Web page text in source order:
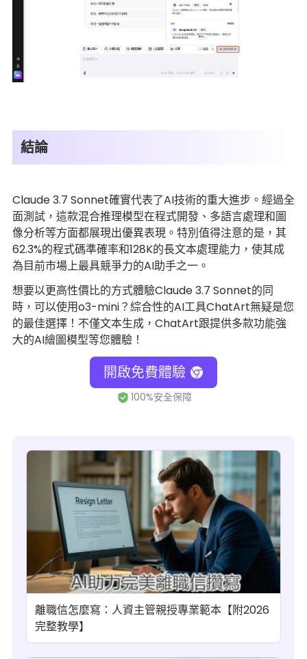
結論
Claude 3.7 Sonnet確實代表了AI技術的重大進步。經過全
面測試，這款混合推理模型在程式開發、多語言處理和圖
像分析等方面都展現出優異表現。特別值得注意的是，其
62.3%的程式碼準確率和128K的長文本處理能力，使其成
為目前市場上最具競爭力的AI助手之一。
想要以更高性價比的方式體驗Claude 3.7 Sonnet的同
時，可以使用o3-mini？綜合性的AI工具ChatArt無疑是您
的最佳選擇！不僅文本生成，ChatArt跟提供多款功能強
大的AI繪圖模型等您體驗！
開啟免費體驗
離職信怎麼寫：人資主管親授專業範本【附2026
完整教學】